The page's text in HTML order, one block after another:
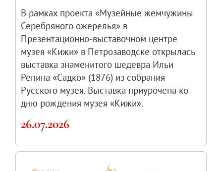
В рамках проекта «Музейные жемчужины
Серебряного ожерелья» в
Презентационно-выставочном центре
музея «Кижи» в Петрозаводске открылась
выставка знаменитого шедевра Ильи
Репина «Садко» (1876) из собрания
Русского музея. Выставка приурочена ко
дню рождения музея «Кижи».
26.07.2026